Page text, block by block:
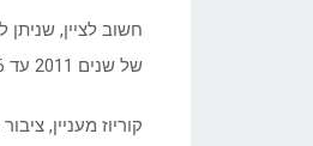
של שנים 2011 עד 2016.
קוריוז מעניין,